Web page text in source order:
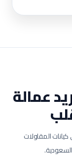
عمالة
كيانات المقاولات